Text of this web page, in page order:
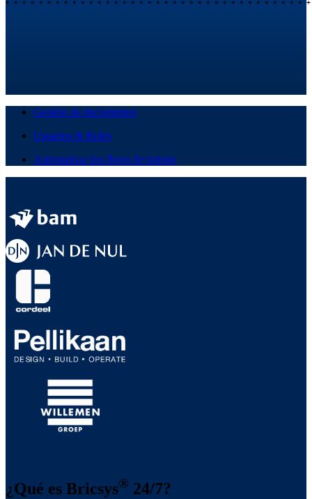
Gestión de documentos
Usuarios & Roles
Automatizar los flujos de trabajo
¿Qué es Bricsys® 24/7?